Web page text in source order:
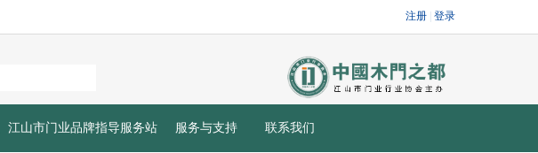
江山市门业品牌指导服务站 服务与支持 联系我们